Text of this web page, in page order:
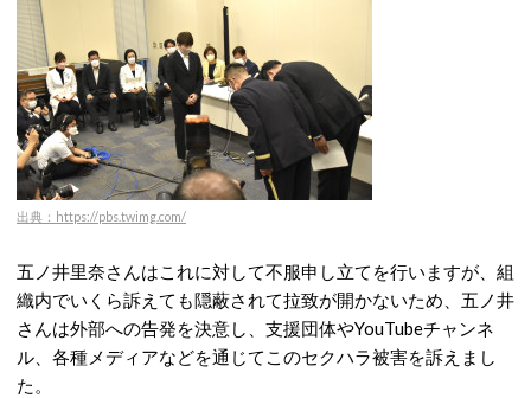
出典：https://pbs.twimg.com/
五ノ井里奈さんはこれに対して不服申し立てを行いますが、組
織内でいくら訴えても隠蔽されて拉致が開かないため、五ノ井
さんは外部への告発を決意し、支援団体やYouTubeチャンネ
ル、各種メディアなどを通じてこのセクハラ被害を訴えまし
た。